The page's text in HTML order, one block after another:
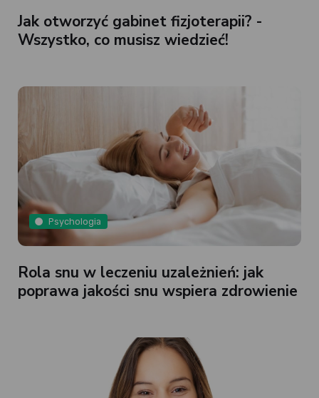
Jak otworzyć gabinet fizjoterapii? -
Wszystko, co musisz wiedzieć!
Psychologia
Rola snu w leczeniu uzależnień: jak
poprawa jakości snu wspiera zdrowienie